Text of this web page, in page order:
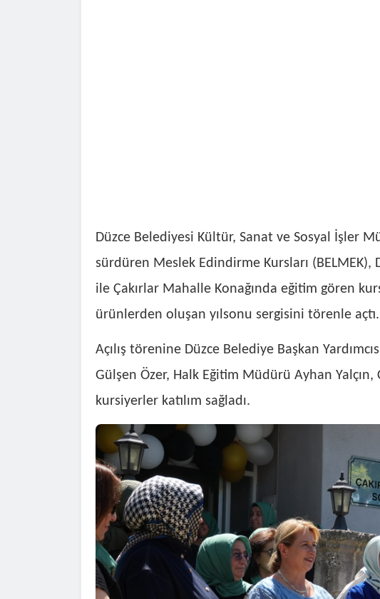
Düzce Belediyesi Kültür, Sanat ve Sosyal İşler
sürdüren Meslek Edindirme Kursları (BELMEK),
ile Çakırlar Mahalle Konağında eğitim gören
ürünlerden oluşan yılsonu sergisini törenle açtı.
Açılış törenine Düzce Belediye Başkan
Gülşen Özer, Halk Eğitim Müdürü Ayhan
kursiyerler katılım sağladı.